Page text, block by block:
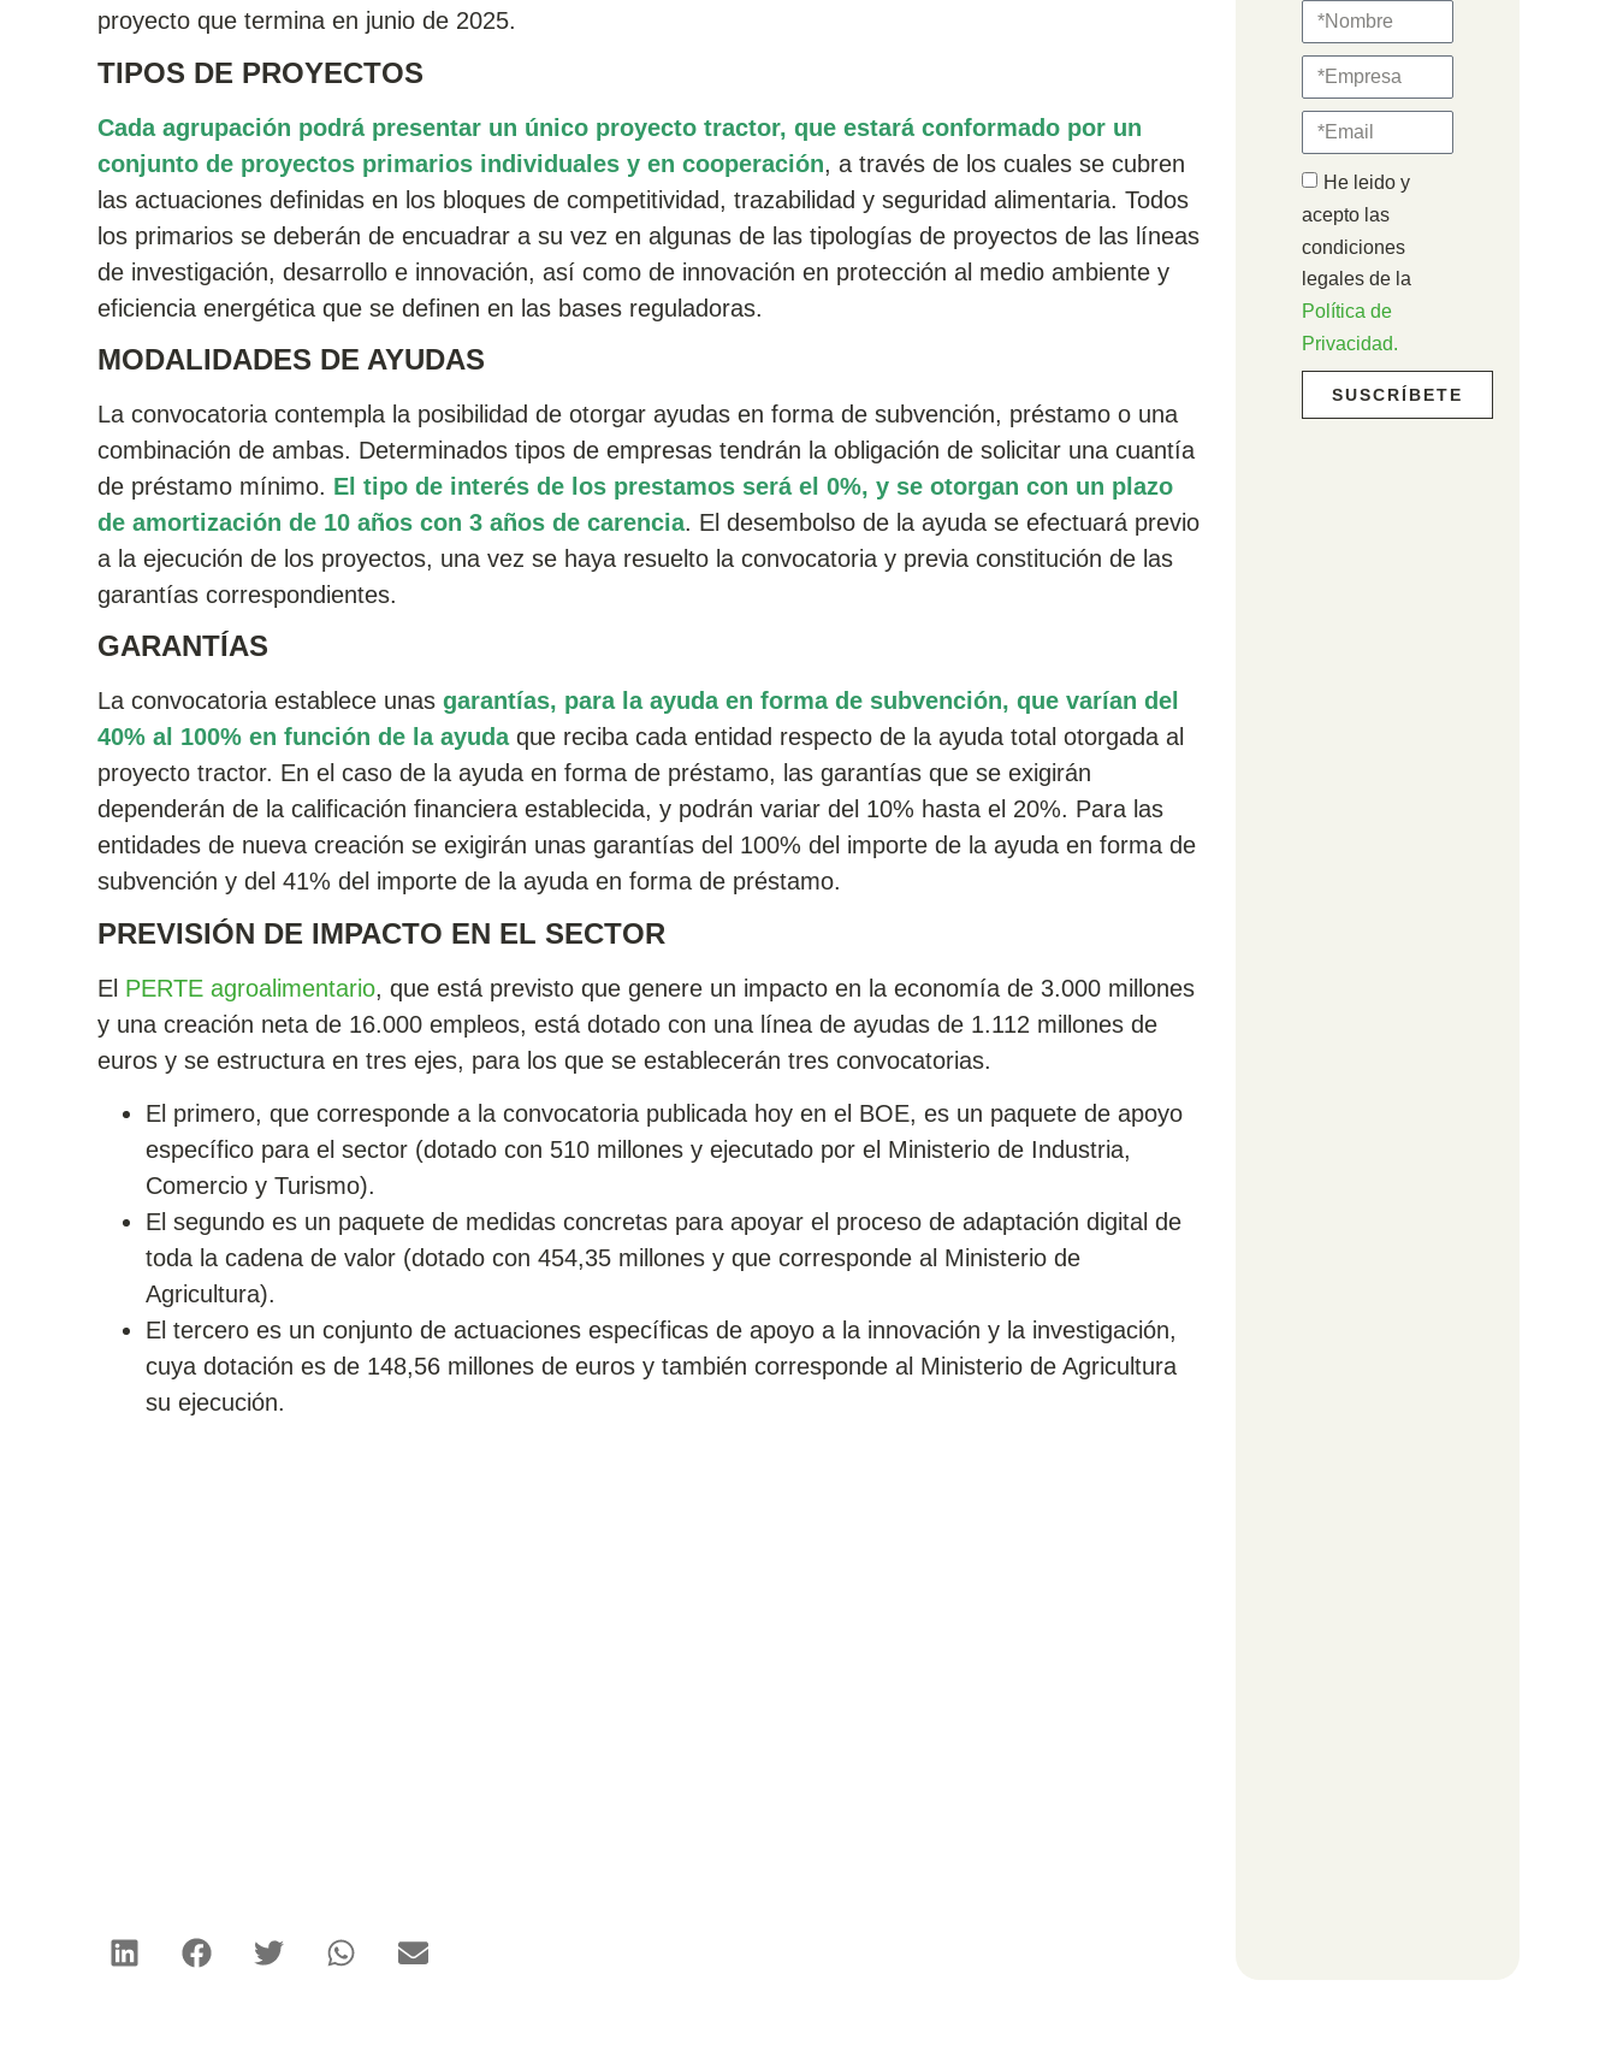
proyecto que termina en junio de 2025.
TIPOS DE PROYECTOS
Cada agrupación podrá presentar un único proyecto tractor, que estará conformado por un
conjunto de proyectos primarios individuales y en cooperación, a través de los cuales se cubren
las actuaciones definidas en los bloques de competitividad, trazabilidad y seguridad alimentaria. Todos
los primarios se deberán de encuadrar a su vez en algunas de las tipologías de proyectos de las líneas
de investigación, desarrollo e innovación, así como de innovación en protección al medio ambiente y
eficiencia energética que se definen en las bases reguladoras.
MODALIDADES DE AYUDAS
La convocatoria contempla la posibilidad de otorgar ayudas en forma de subvención, préstamo o una
combinación de ambas. Determinados tipos de empresas tendrán la obligación de solicitar una cuantía
de préstamo mínimo. El tipo de interés de los prestamos será el 0%, y se otorgan con un plazo
de amortización de 10 años con 3 años de carencia. El desembolso de la ayuda se efectuará previo
a la ejecución de los proyectos, una vez se haya resuelto la convocatoria y previa constitución de las
garantías correspondientes.
GARANTÍAS
La convocatoria establece unas garantías, para la ayuda en forma de subvención, que varían del
40% al 100% en función de la ayudaque reciba cada entidad respecto de la ayuda total otorgada al
proyecto tractor. En el caso de la ayuda en forma de préstamo, las garantías que se exigirán
dependerán de la calificación financiera establecida, y podrán variar del 10% hasta el 20%. Para las
entidades de nueva creación se exigirán unas garantías del 100% del importe de la ayuda en forma de
subvención y del 41% del importe de la ayuda en forma de préstamo.
PREVISIÓN DE IMPACTO EN EL SECTOR
El PERTE agroalimentario, que está previsto que genere un impacto en la economía de 3.000 millones
y una creación neta de 16.000 empleos, está dotado con una línea de ayudas de 1.112 millones de
euros y se estructura en tres ejes, para los que se establecerán tres convocatorias.
El primero, que corresponde a la convocatoria publicada hoy en el BOE, es un paquete de apoyo
específico para el sector (dotado con 510 millones y ejecutado por el Ministerio de Industria,
Comercio y Turismo).
El segundo es un paquete de medidas concretas para apoyar el proceso de adaptación digital de
toda la cadena de valor (dotado con 454,35 millones y que corresponde al Ministerio de
Agricultura).
El tercero es un conjunto de actuaciones específicas de apoyo a la innovación y la investigación,
cuya dotación es de 148,56 millones de euros y también corresponde al Ministerio de Agricultura
su ejecución.
He leido y
acepto las
condiciones
legales de la
Política de
Privacidad.
SUSCRÍBETE